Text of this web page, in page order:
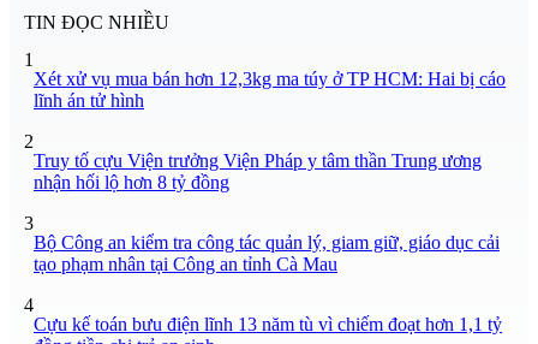
TIN ĐỌC NHIỀU
1
Xét xử vụ mua bán hơn 12,3kg ma túy ở TP HCM: Hai bị cáo
lĩnh án tử hình
2
Truy tố cựu Viện trưởng Viện Pháp y tâm thần Trung ương
nhận hối lộ hơn 8 tỷ đồng
3
Bộ Công an kiểm tra công tác quản lý, giam giữ, giáo dục cải
tạo phạm nhân tại Công an tỉnh Cà Mau
4
Cựu kế toán bưu điện lĩnh 13 năm tù vì chiếm đoạt hơn 1,1 tỷ